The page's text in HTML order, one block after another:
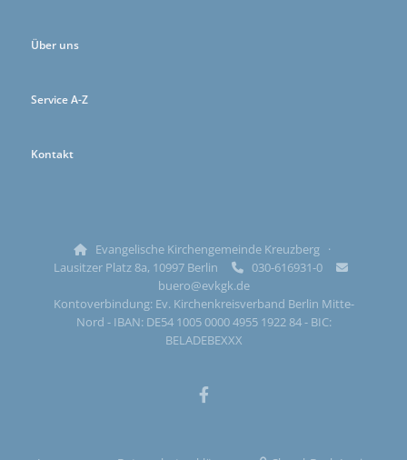
Über uns
Service A-Z
Kontakt

Evangelische Kirchengemeinde Kreuzberg ·
Lausitzer Platz 8a, 10997 Berlin
 030-616931-0 
buero@evkgk.de
Kontoverbindung: Ev. Kirchenkreisverband Berlin Mitte-
Nord - IBAN: DE54 1005 0000 4955 1922 84 - BIC:
BELADEBEXXX